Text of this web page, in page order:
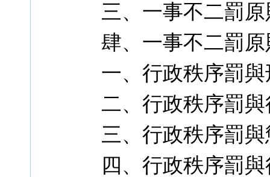
三、一事不二罰
肆、一事不二罰
一、行政秩序罰
二、行政秩序罰
三、行政秩序罰
四、行政秩序罰